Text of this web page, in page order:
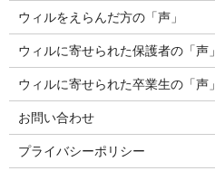
ウィルをえらんだ方の「声」
ウィルに寄せられた保護者の「声」
ウィルに寄せられた卒業生の「声」
お問い合わせ
プライバシーポリシー